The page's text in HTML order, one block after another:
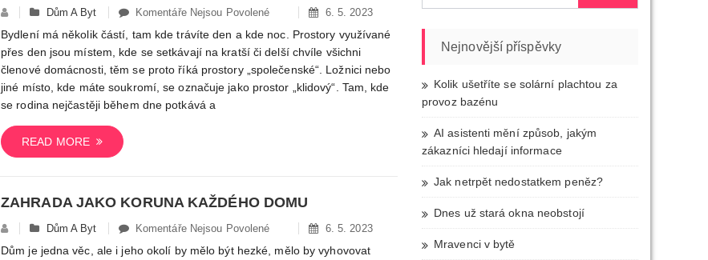
Dům A Byt Komentáře Nejsou PovolenéU
Textu
S
Názvem
Zóny
Bydlení
6. 5. 2023
Bydlení má několik částí, tam kde trávíte den a kde noc. Prostory využívané
přes den jsou místem, kde se setkávají na kratší či delší chvíle všichni
členové domácnosti, těm se proto říká prostory „společenské“. Ložnici nebo
jiné místo, kde máte soukromí, se označuje jako prostor „klidový“. Tam, kde
se rodina nejčastěji během dne potkává a
READ MORE
ZAHRADA JAKO KORUNA KAŽDÉHO DOMU
Dům A Byt Komentáře Nejsou PovolenéU
Textu
6. 5. 2023
Dům je jedna věc, ale i jeho okolí by mělo být hezké, mělo by vyhovovat
Nejnovější příspěvky
Kolik ušetříte se solární plachtou za
provoz bazénu
AI asistenti mění způsob, jakým
zákazníci hledají informace
Jak netrpět nedostatkem peněz?
Dnes už stará okna neobstojí
Mravenci v bytě